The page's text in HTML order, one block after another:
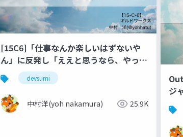
[15C6]「仕事なんか楽しいはずないや
ん」に反発し「ええと思うなら、やった
らよろしいやん」を胸に歩んできた話
_2
devsumi
中村洋(yoh nakamura) 25.9K
ジ